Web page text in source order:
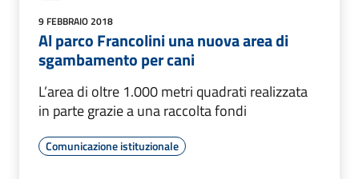
9 FEBBRAIO 2018
Al parco Francolini una nuova area di
sgambamento per cani
L’area di oltre 1.000 metri quadrati realizzata
in parte grazie a una raccolta fondi
Comunicazione istituzionale